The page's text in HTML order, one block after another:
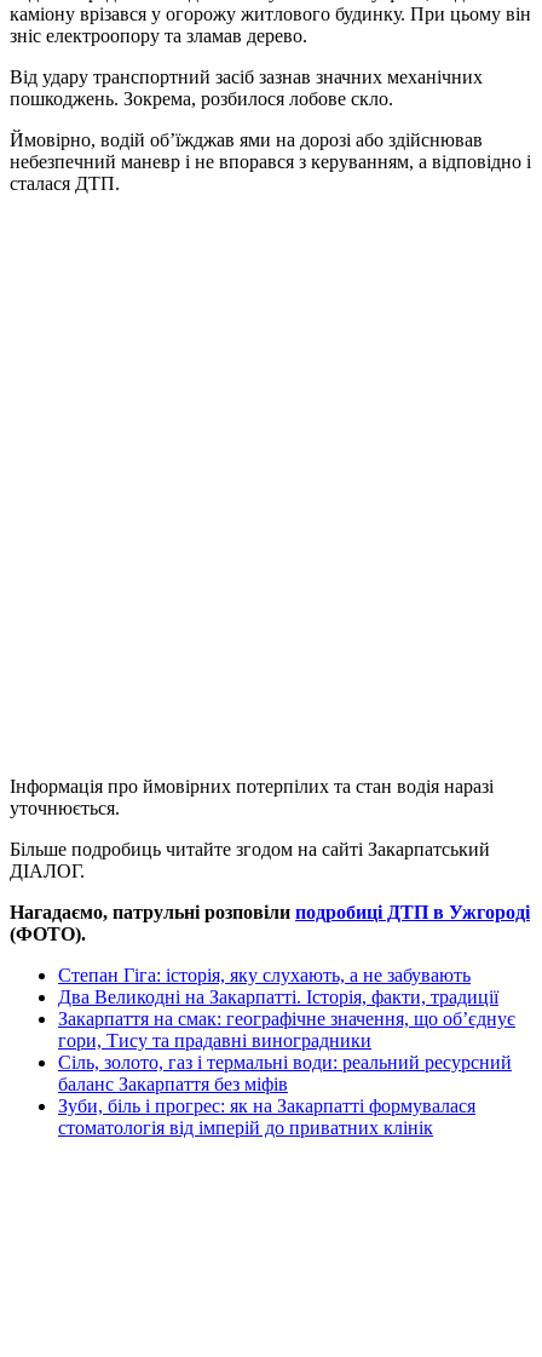
каміону врізався у огорожу житлового будинку. При цьому він
зніс електроопору та зламав дерево.
Від удару транспортний засіб зазнав значних механічних
пошкоджень. Зокрема, розбилося лобове скло.
Ймовірно, водій об’їжджав ями на дорозі або здійснював
небезпечний маневр і не впорався з керуванням, а відповідно і
сталася ДТП.
Інформація про ймовірних потерпілих та стан водія наразі
уточнюється.
Більше подробиць читайте згодом на сайті Закарпатський
ДІАЛОГ.
Нагадаємо, патрульні розповіли подробиці ДТП в Ужгороді
(ФОТО).
Степан Гіга: історія, яку слухають, а не забувають
Два Великодні на Закарпатті. Історія, факти, традиції
Закарпаття на смак: географічне значення, що об’єднує
гори, Тису та прадавні виноградники
Сіль, золото, газ і термальні води: реальний ресурсний
баланс Закарпаття без міфів
Зуби, біль і прогрес: як на Закарпатті формувалася
стоматологія від імперій до приватних клінік